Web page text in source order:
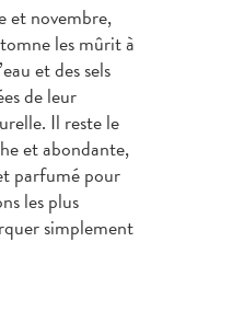
et novembre,
les mûrit à
et des sels
de leur
Il reste le
et abondante,
parfumé pour
les plus
simplement